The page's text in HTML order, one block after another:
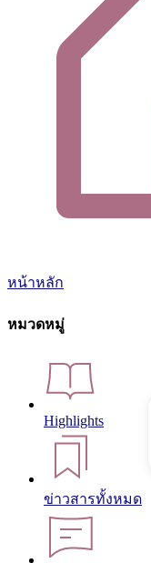
หน้าหลัก
หมวดหมู่
Highlights
ข่าวสารทั้งหมด